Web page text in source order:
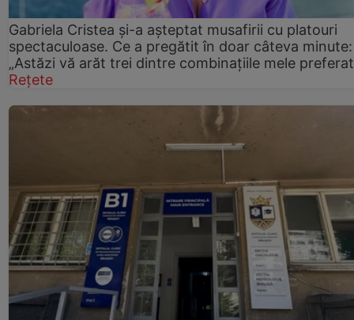
Gabriela Cristea și-a așteptat musafirii cu platouri
spectaculoase. Ce a pregătit în doar câteva minute:
„Astăzi vă arăt trei dintre combinațiile mele
Rețete